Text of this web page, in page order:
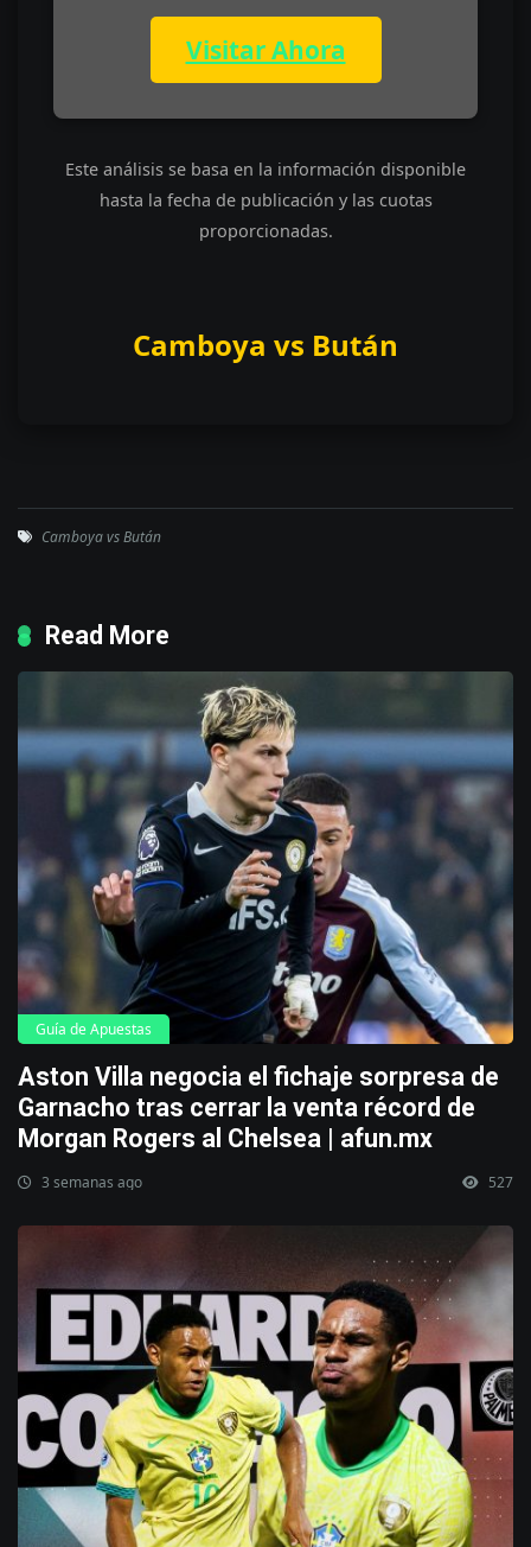
Visitar Ahora
Este análisis se basa en la información disponible
hasta la fecha de publicación y las cuotas
proporcionadas.
Camboya vs Bután
Camboya vs Bután
Read More
Guía de Apuestas
Aston Villa negocia el fichaje sorpresa de
Garnacho tras cerrar la venta récord de
Morgan Rogers al Chelsea | afun.mx
3 semanas ago 527